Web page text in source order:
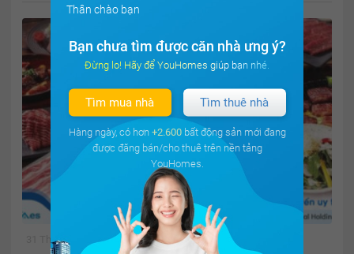
31 Tháng 12, 2019 4123
Thân chào bạn
Bạn chưa tìm được căn nhà ưng ý?
Đừng lo! Hãy để YouHomes giúp bạn nhé.
Tìm mua nhà Tìm thuê nhà
Hàng ngày, có hơn +2.600bất động sản mới đang
được đăng bán/cho thuê trên nền tảng
YouHomes.